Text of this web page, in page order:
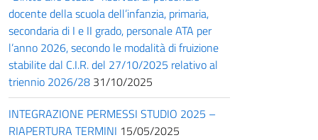
docente della scuola dell’infanzia, primaria,
secondaria di I e II grado, personale ATA per
l’anno 2026, secondo le modalità di fruizione
stabilite dal C.I.R. del 27/10/2025 relativo al
triennio 2026/28 31/10/2025
INTEGRAZIONE PERMESSI STUDIO 2025 –
RIAPERTURA TERMINI 15/05/2025